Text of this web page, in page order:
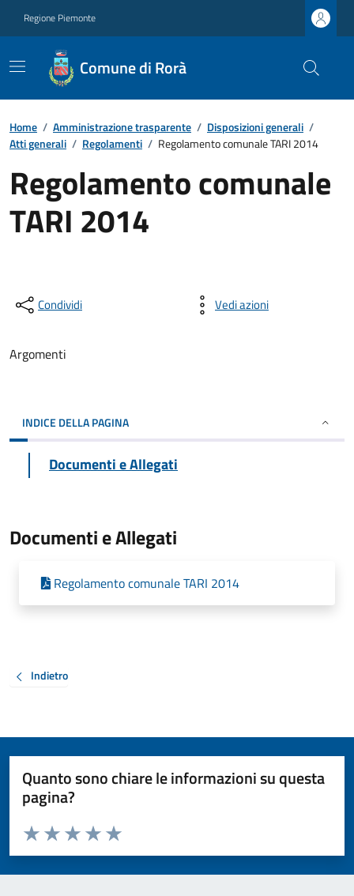
Regione Piemonte
Comune di Rorà
Home / Amministrazione trasparente / Disposizioni generali /
Atti generali / Regolamenti / Regolamento comunale TARI 2014
Regolamento comunale
TARI 2014
Condividi Vedi azioni
Argomenti
INDICE DELLA PAGINA
Documenti e Allegati
Documenti e Allegati
Regolamento comunale TARI 2014
Indietro
Quanto sono chiare le informazioni su questa
pagina?
Valuta da 1 a 5 stelle la pagina
Valuta 5 stelle su 5
Valuta 4 stelle su 5
Valuta 3 stelle su 5
Valuta 2 stelle su 5
Valuta 1 stelle su 5